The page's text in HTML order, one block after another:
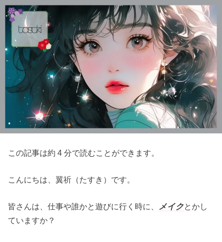
この記事は約 4 分で読むことができます。
こんにちは、翼祈（たすき）です。
皆さんは、仕事や誰かと遊びに行く時に、 メイクとかし
ていますか？